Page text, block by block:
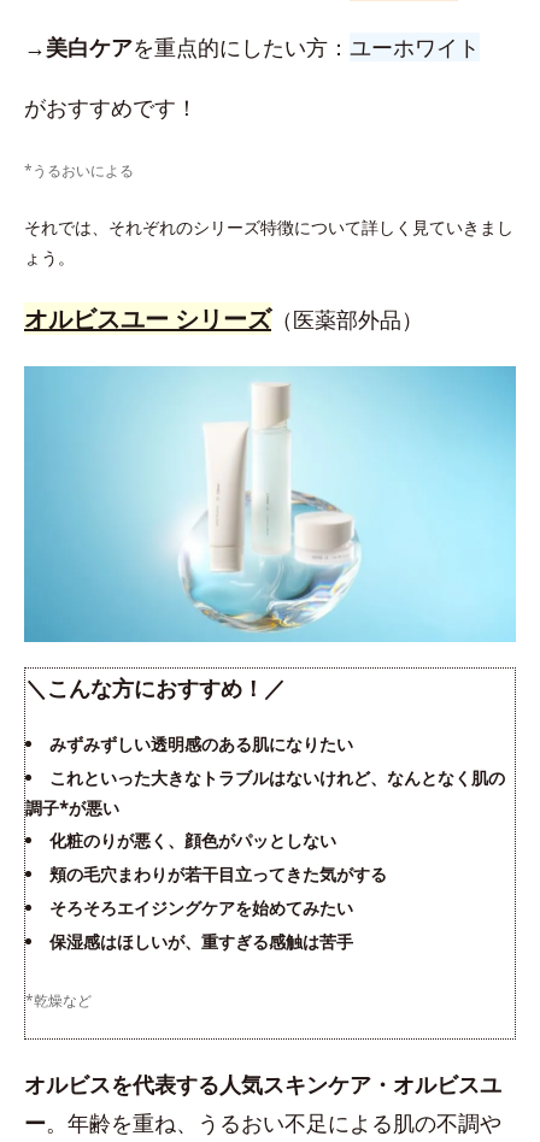
→美白ケアを重点的にしたい方： ユーホワイト
がおすすめです！
*うるおいによる
それでは、それぞれのシリーズ特徴について詳しく見ていきまし
ょう。
オルビスユー シリーズ（医薬部外品）
＼こんな方におすすめ！／
みずみずしい透明感のある肌になりたい
これといった大きなトラブルはないけれど、なんとなく肌の
調子*が悪い
化粧のりが悪く、顔色がパッとしない
頬の毛穴まわりが若干目立ってきた気がする
そろそろエイジングケアを始めてみたい
保湿感はほしいが、重すぎる感触は苦手
​*乾燥など
オルビスを代表する人気スキンケア・オルビスユ
ー。年齢を重ね、うるおい不足による肌の不調や